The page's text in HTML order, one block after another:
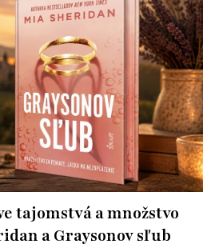
tajomstvá a množstvo
a Graysonov sľub